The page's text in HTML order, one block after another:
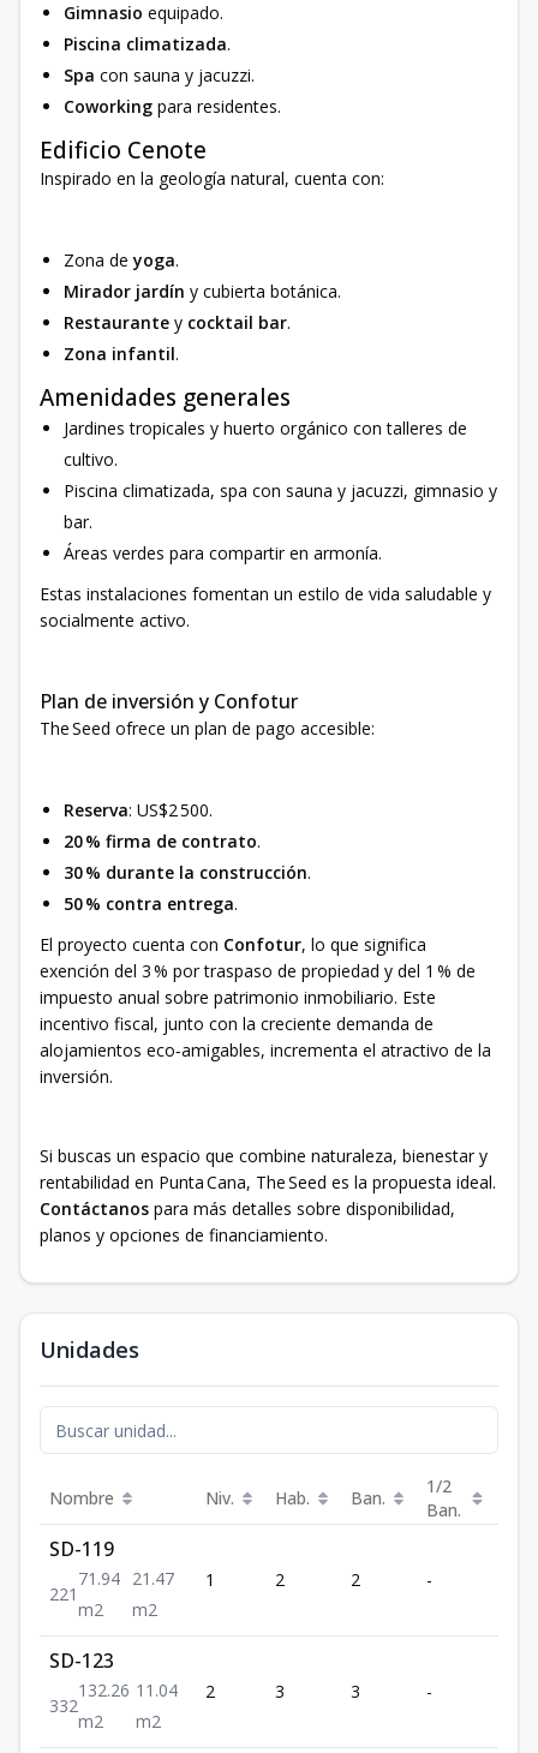
Gimnasio equipado.
Piscina climatizada.
Spa con sauna y jacuzzi.
Coworking para residentes.
Edificio Cenote
Inspirado en la geología natural, cuenta con:
Zona deyoga.
Mirador jardín y cubierta botánica.
Restaurante y cocktail bar.
Zona infantil.
Amenidades generales
Jardines tropicales y huerto orgánico con talleres de
cultivo.
Piscina climatizada, spa con sauna y jacuzzi, gimnasio y
bar.
Áreas verdes para compartir en armonía.
Estas instalaciones fomentan un estilo de vida saludable y
socialmente activo.
Plan de inversión y Confotur
The Seed ofrece un plan de pago accesible:
Reserva: US$2 500.
20 % firma de contrato.
30 % durante la construcción.
50 % contra entrega.
El proyecto cuenta con Confotur, lo que significa
exención del 3 % por traspaso de propiedad y del 1 % de
impuesto anual sobre patrimonio inmobiliario. Este
incentivo fiscal, junto con la creciente demanda de
alojamientos eco‑amigables, incrementa el atractivo de la
inversión.
Si buscas un espacio que combine naturaleza, bienestar y
rentabilidad en Punta Cana, The Seed es la propuesta ideal.
Contáctanos para más detalles sobre disponibilidad,
planos y opciones de financiamiento.
Unidades
Nombre Niv. Hab. Ban.
1/2
Ban.
SD-119
221
71.94
m2
21.47
m2
1 2 2 -
SD-123
332
132.26
m2
11.04
m2
2 3 3 -